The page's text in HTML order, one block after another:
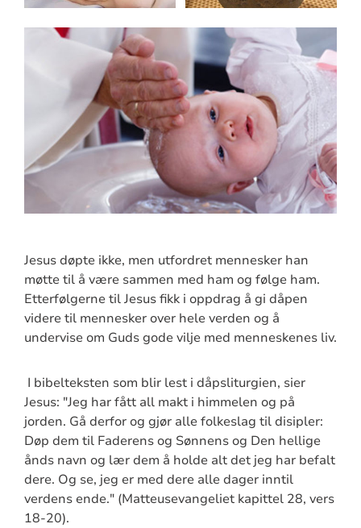
Jesus døpte ikke, men utfordret mennesker han
møtte til å være sammen med ham og følge ham.
Etterfølgerne til Jesus fikk i oppdrag å gi dåpen
videre til mennesker over hele verden og å
undervise om Guds gode vilje med menneskenes liv.
I bibelteksten som blir lest i dåpsliturgien, sier
Jesus: "Jeg har fått all makt i himmelen og på
jorden. Gå derfor og gjør alle folkeslag til disipler:
Døp dem til Faderens og Sønnens og Den hellige
ånds navn og lær dem å holde alt det jeg har befalt
dere. Og se, jeg er med dere alle dager inntil
verdens ende." (Matteusevangeliet kapittel 28, vers
18-20).